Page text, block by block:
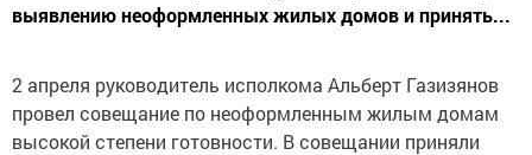
выявлению неоформленных жилых домов и принять...
2 апреля руководитель исполкома Альберт Газизянов
провел совещание по неоформленным жилым домам
высокой степени готовности. В совещании приняли